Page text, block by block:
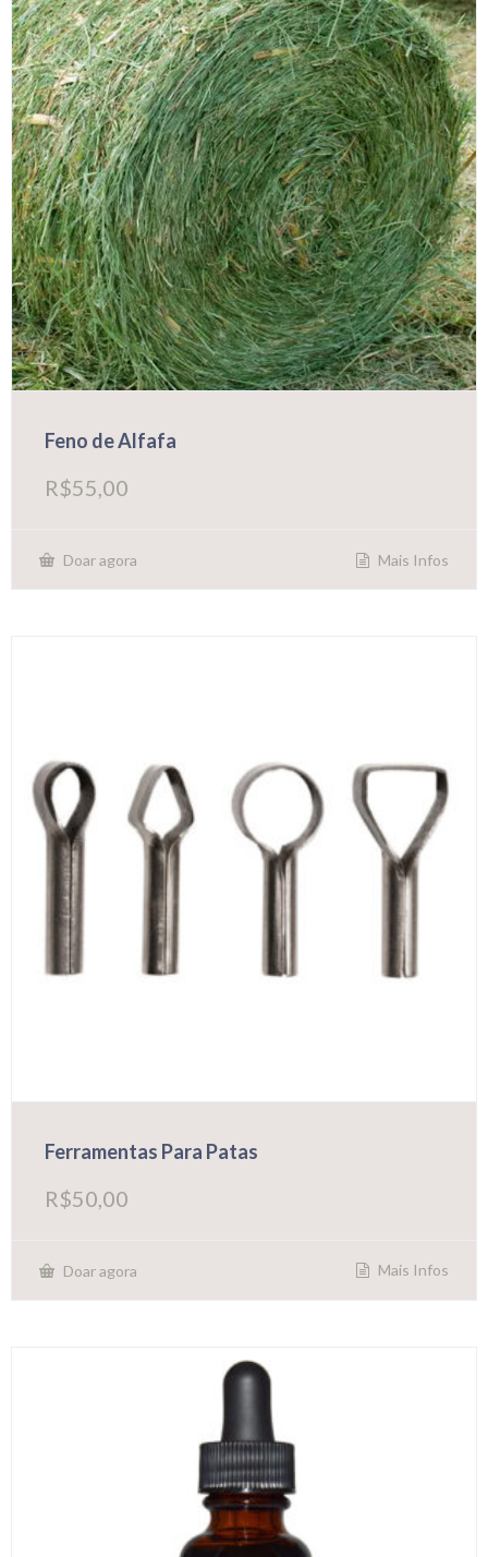
Feno de Alfafa
R$55,00
Doar agora Mais Infos
Ferramentas Para Patas
R$50,00
Doar agora Mais Infos